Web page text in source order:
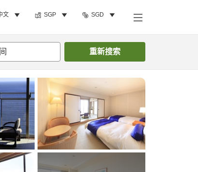
文 SGP SGD
重新搜索
搜索客房